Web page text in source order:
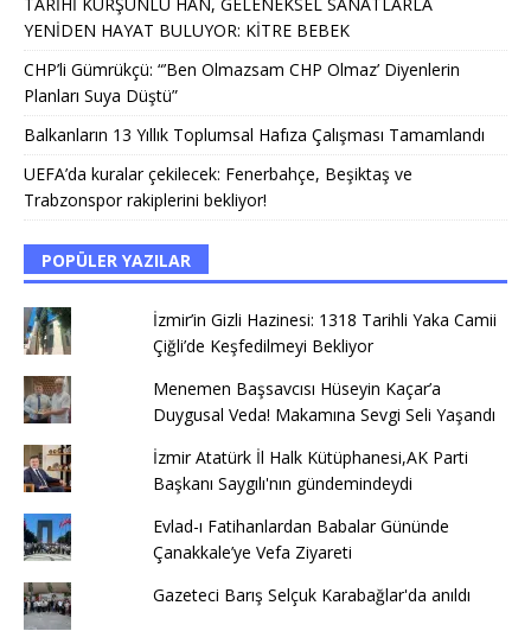
YENİDEN HAYAT BULUYOR: KİTRE BEBEK
CHP’li Gümrükçü: “’Ben Olmazsam CHP Olmaz’ Diyenlerin
Planları Suya Düştü”
Balkanların 13 Yıllık Toplumsal Hafıza Çalışması Tamamlandı
UEFA’da kuralar çekilecek: Fenerbahçe, Beşiktaş ve
Trabzonspor rakiplerini bekliyor!
POPÜLER YAZILAR
İzmir’in Gizli Hazinesi: 1318 Tarihli Yaka Camii
Çiğli’de Keşfedilmeyi Bekliyor
Menemen Başsavcısı Hüseyin Kaçar’a
Duygusal Veda! Makamına Sevgi Seli Yaşandı
İzmir Atatürk İl Halk Kütüphanesi,AK Parti
Başkanı Saygılı'nın gündemindeydi
Evlad-ı Fatihanlardan Babalar Gününde
Çanakkale’ye Vefa Ziyareti
Gazeteci Barış Selçuk Karabağlar'da anıldı